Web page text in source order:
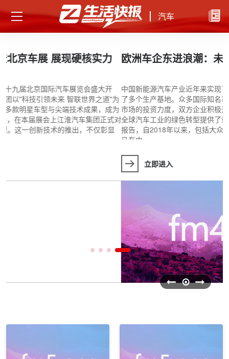
汽车
欧洲车企东进浪潮：未来在合作
中国新能源汽车产业近年来实现了突飞猛进的发展，在欧洲市场建立
了多个生产基地。众多国际知名车企如大众、奔驰等纷纷加大对中国
市场的投资力度，双方企业积极开展联合研发项目。这种深度合作为
全球汽车工业的绿色转型提供了重要推动力量。 根据权威机构的研究
报告，自2018年以来，包括大众、斯特兰蒂斯、梅赛德斯-奔驰和宝